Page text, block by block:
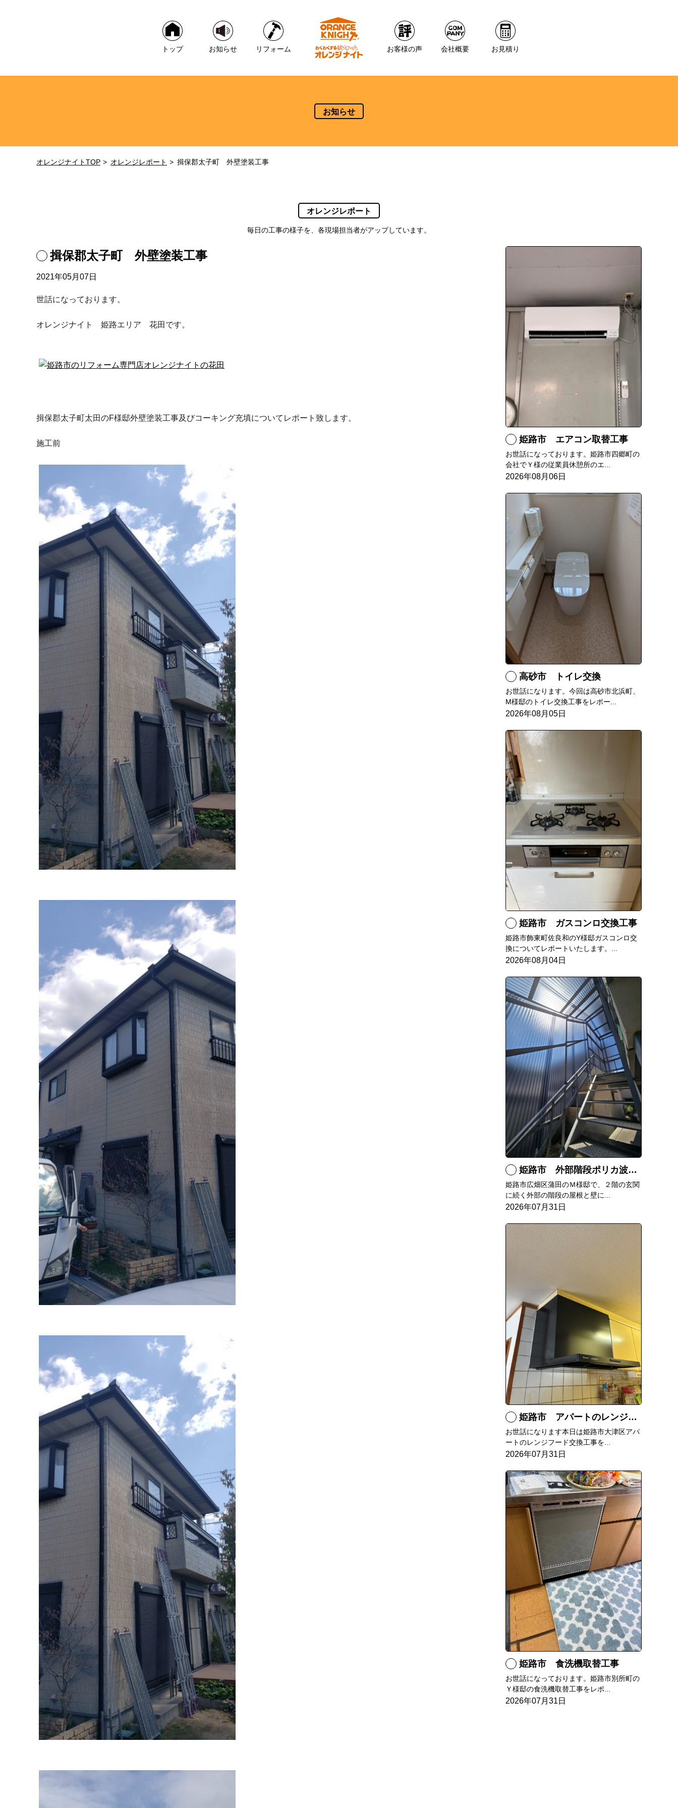
トップ お知らせ リフォーム お客様の声 会社概要 お見積り
お知らせ
オレンジナイトTOP オレンジレポート 揖保郡太子町 外壁塗装工事
オレンジレポート
毎日の工事の様子を、各現場担当者がアップしています。
揖保郡太子町 外壁塗装工事
2021年05月07日
世話になっております。
オレンジナイト 姫路エリア 花田です。
揖保郡太子町太田のF様邸外壁塗装工事及びコーキング充填についてレポート致します。
施工前 姫路市 エアコン取替工事
お世話になっております。姫路市四郷町の
会社でＹ様の従業員休憩所のエ...
2026年08月06日
高砂市 トイレ交換
お世話になります。今回は高砂市北浜町、
M様邸のトイレ交換工事をレポー...
2026年08月05日
姫路市 ガスコンロ交換工事
姫路市飾東町佐良和のY様邸ガスコンロ交
換についてレポートいたします。...
2026年08月04日
姫路市 外部階段ポリカ波板張替工事
姫路市広畑区蒲田のＭ様邸で、２階の玄関
に続く外部の階段の屋根と壁に...
2026年07月31日
姫路市 アパートのレンジフード交換
お世話になります本日は姫路市大津区アパ
ートのレンジフード交換工事を...
2026年07月31日
姫路市 食洗機取替工事
お世話になっております。姫路市別所町の
Ｙ様邸の食洗機取替工事をレポ...
2026年07月31日